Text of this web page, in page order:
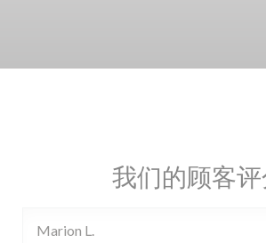
我们的顾客
Marion L